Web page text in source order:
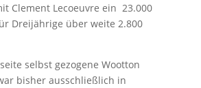
Clement Lecoeuvre ein 23.000
Dreijährige über weite 2.800
selbst gezogene Wootton
bisher ausschließlich in